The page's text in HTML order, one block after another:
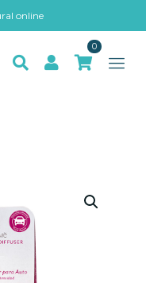
online
0